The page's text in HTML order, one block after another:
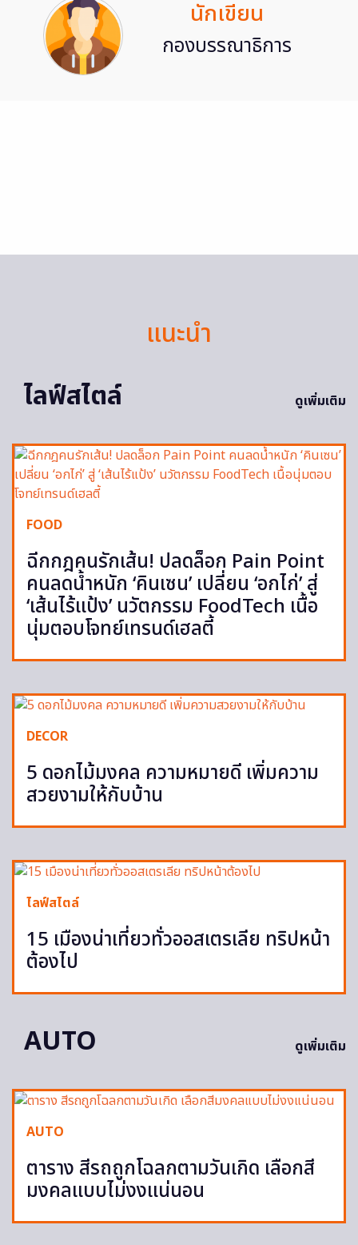
นักเขียน
กองบรรณาธิการ
แนะนำ
ไลฟ์สไตล์
ดูเพิ่มเติม
FOOD
ฉีกกฎคนรักเส้น! ปลดล็อก Pain Point
คนลดน้ำหนัก ‘คินเซน’ เปลี่ยน ‘อกไก่’ สู่
‘เส้นไร้แป้ง’ นวัตกรรม FoodTech เนื้อ
นุ่มตอบโจทย์เทรนด์เฮลตี้
DECOR
5 ดอกไม้มงคล ความหมายดี เพิ่มความ
สวยงามให้กับบ้าน
ไลฟ์สไตล์
15 เมืองน่าเที่ยวทั่วออสเตรเลีย ทริปหน้า
ต้องไป
AUTO ดูเพิ่มเติม
AUTO
ตาราง สีรถถูกโฉลกตามวันเกิด เลือกสี
มงคลแบบไม่งงแน่นอน